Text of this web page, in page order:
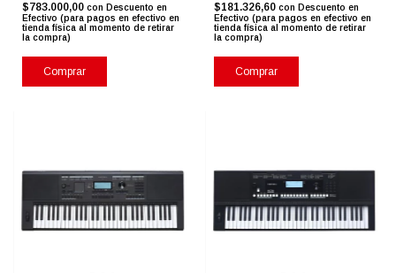
$783.000,00 con Descuento en
Efectivo (para pagos en efectivo en
tienda física al momento de retirar
la compra)
$181.326,60 con Descuento en
Efectivo (para pagos en efectivo en
tienda física al momento de retirar
la compra)
Comprar